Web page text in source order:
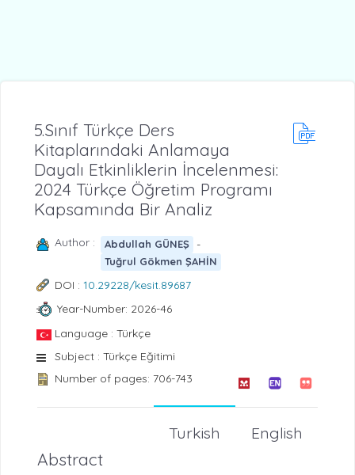
5.Sınıf Türkçe Ders
Kitaplarındaki Anlamaya
Dayalı Etkinliklerin İncelenmesi:
2024 Türkçe Öğretim Programı
Kapsamında Bir Analiz
Author : Abdullah GÜNEŞ -
Tuğrul Gökmen ŞAHİN
DOI : 10.29228/kesit.89687
Year-Number: 2026-46
Language : Türkçe
Subject : Türkçe Eğitimi
Number of pages: 706-743
English
Turkish
Abstract